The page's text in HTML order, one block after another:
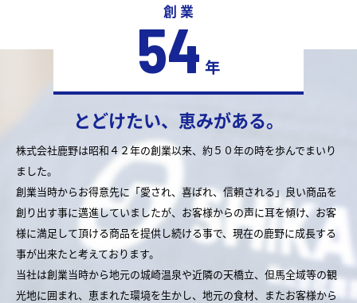
創 業
54 年
とどけたい、恵みがある。
株式会社鹿野は昭和４２年の創業以来、約５０年の時を歩んでまいり
ました。
創業当時からお得意先に「愛され、喜ばれ、信頼される」良い商品を
創り出す事に邁進していましたが、お客様からの声に耳を傾け、お客
様に満足して頂ける商品を提供し続ける事で、現在の鹿野に成長する
事が出来たと考えております。
当社は創業当時から地元の城崎温泉や近隣の天橋立、但馬全域等の観
光地に囲まれ、恵まれた環境を生かし、地元の食材、またお客様から